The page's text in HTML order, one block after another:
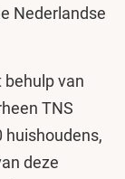
Nederlandse
van
TNS
huishoudens,
deze